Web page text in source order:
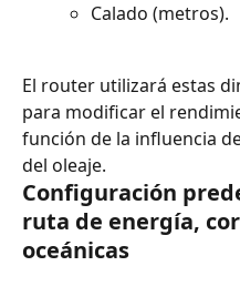
Calado (metros).
El router utilizará estas
para modificar el
función de la influencia
del oleaje.
Configuración
ruta de energía,
oceánicas